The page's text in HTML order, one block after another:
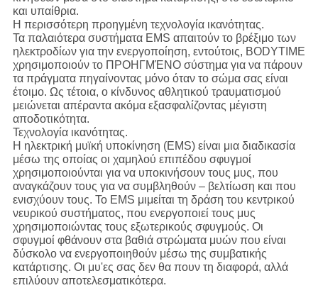
και υπαίθρια.
Η περισσότερη προηγμένη τεχνολογία ικανότητας.
Τα παλαιότερα συστήματα EMS απαιτούν το βρέξιμο των
ηλεκτροδίων για την ενεργοποίηση, εντούτοις, BODYTIME
χρησιμοποιούν το ΠΡΟΗΓΜΈΝΟ σύστημα για να πάρουν
τα πράγματα πηγαίνοντας μόνο όταν το σώμα σας είναι
έτοιμο. Ως τέτοια, ο κίνδυνος αθλητικού τραυματισμού
μειώνεται απέραντα ακόμα εξασφαλίζοντας μέγιστη
αποδοτικότητα.
Τεχνολογία ικανότητας.
Η ηλεκτρική μυϊκή υποκίνηση (EMS) είναι μια διαδικασία
μέσω της οποίας οι χαμηλού επιπέδου σφυγμοί
χρησιμοποιούνται για να υποκινήσουν τους μυς, που
αναγκάζουν τους για να συμβληθούν – βελτίωση και που
ενισχύουν τους. Το EMS μιμείται τη δράση του κεντρικού
νευρικού συστήματος, που ενεργοποιεί τους μυς
χρησιμοποιώντας τους εξωτερικούς σφυγμούς. Οι
σφυγμοί φθάνουν στα βαθιά στρώματα μυών που είναι
δύσκολο να ενεργοποιηθούν μέσω της συμβατικής
κατάρτισης. Οι μυ'ες σας δεν θα πουν τη διαφορά, αλλά
επιλύουν αποτελεσματικότερα.